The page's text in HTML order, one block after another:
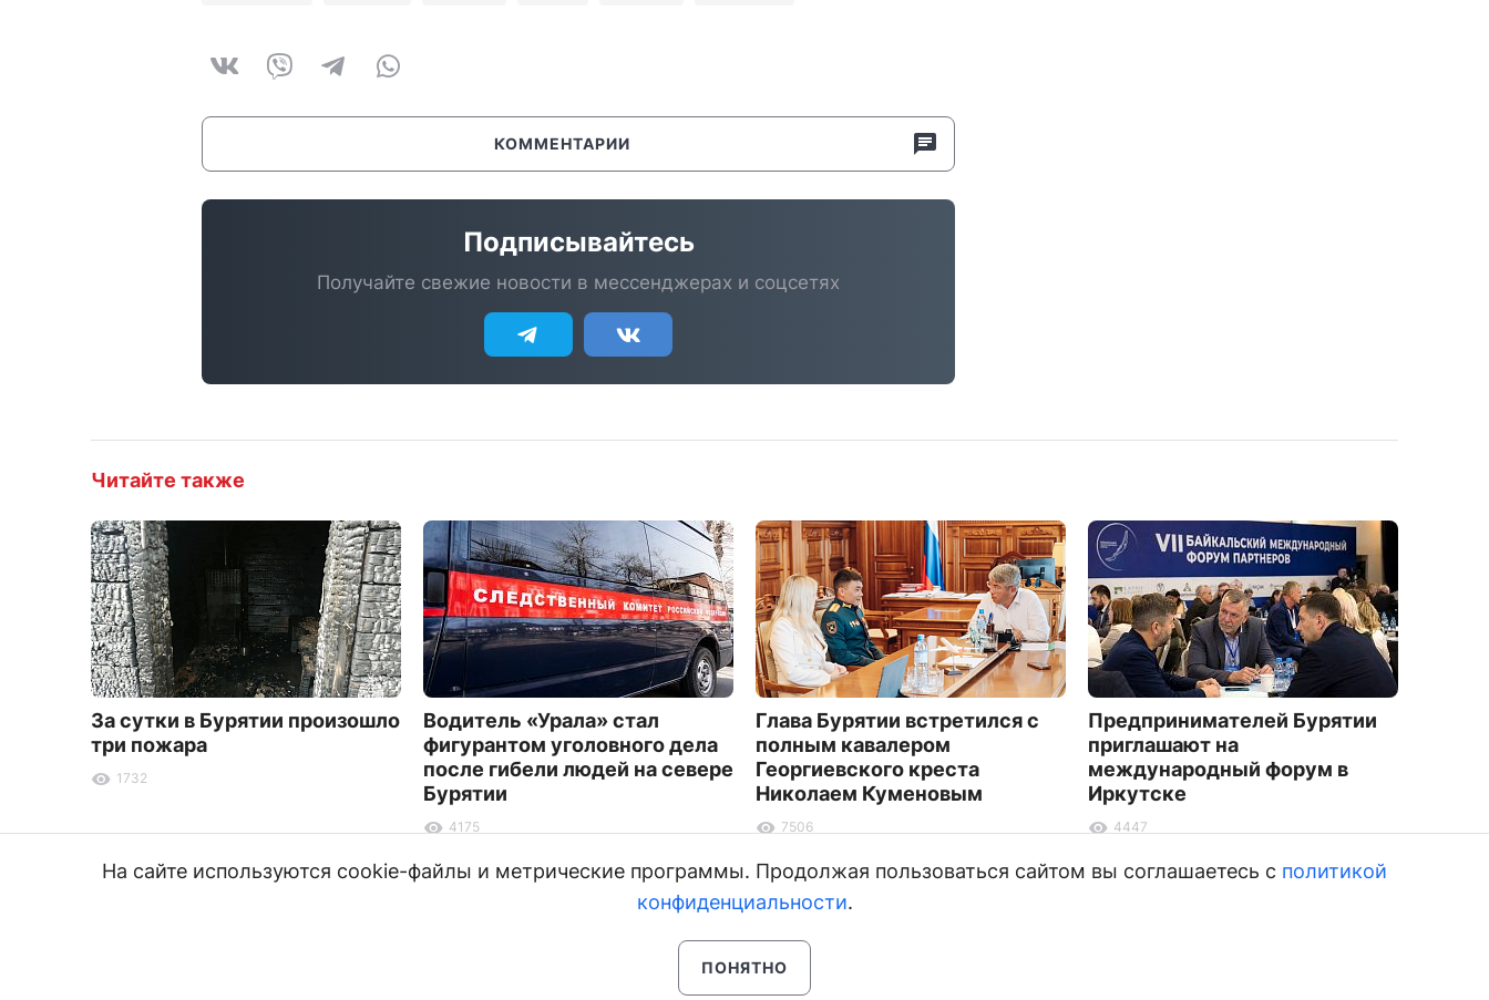
КОММЕНТАРИИ
Подписывайтесь
Получайте свежие новости в мессенджерах и соцсетях
Читайте также
За сутки в Бурятии произошло
три пожара
1732
Водитель «Урала» стал
фигурантом уголовного дела
после гибели людей на севере
Бурятии
4175
Глава Бурятии встретился с
полным кавалером
Георгиевского креста
Николаем Куменовым
7506
Предпринимателей Бурятии
приглашают на
международный форум в
Иркутске
4447
На сайте используются cookie-файлы и метрические программы. Продолжая пользоваться сайтом вы соглашаетесь с политикой
конфиденциальности.
ПОНЯТНО